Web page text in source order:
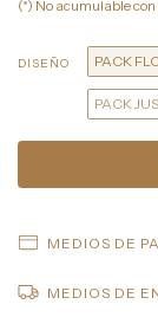
(*) No acumulable
DISEÑO PACK
PACK
MEDIOS DE
MEDIOS DE